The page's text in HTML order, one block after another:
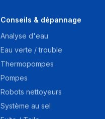
Conseils & dépannage
Analyse d'eau
Eau verte / trouble
Thermopompes
Pompes
Robots nettoyeurs
Système au sel